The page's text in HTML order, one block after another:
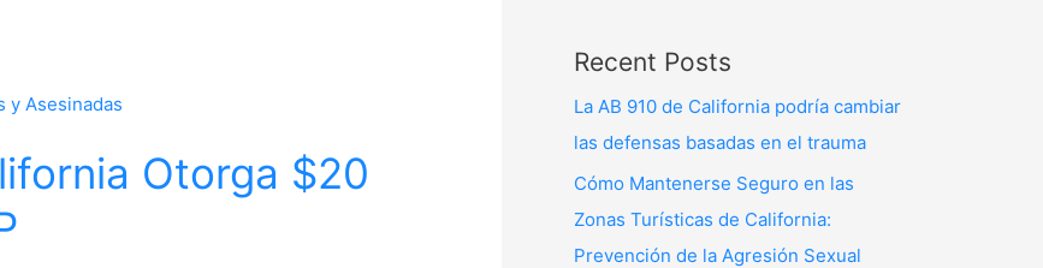
Otorga $20
Recent Posts
La AB 910 de California podría cambiar
las defensas basadas en el trauma
Cómo Mantenerse Seguro en las
Zonas Turísticas de California:
Prevención de la Agresión Sexual